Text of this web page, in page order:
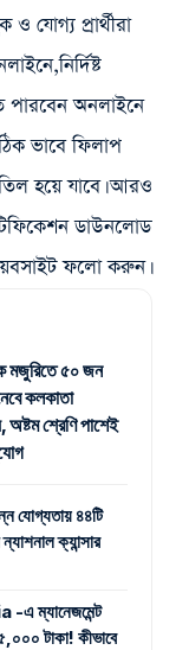
ও যোগ্য প্রার্থীরা
অনলাইনে
ভাবে ফিলাপ
হয়ে যাবে। আরও
ডাউনলোড
ফলো করুন।
মজুরিতে ৫০ জন
কলকাতা
অষ্টম শ্রেণি পাশেই
যোগ্যতায় ৪৪টি
ক্যান্সার
ম্যানেজমেন্ট
টাকা! কীভাবে